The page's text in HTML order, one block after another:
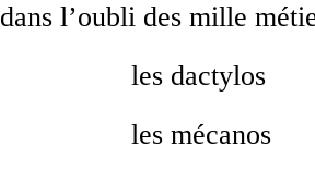
dans l’oubli des mille
les dactylos
les mécanos